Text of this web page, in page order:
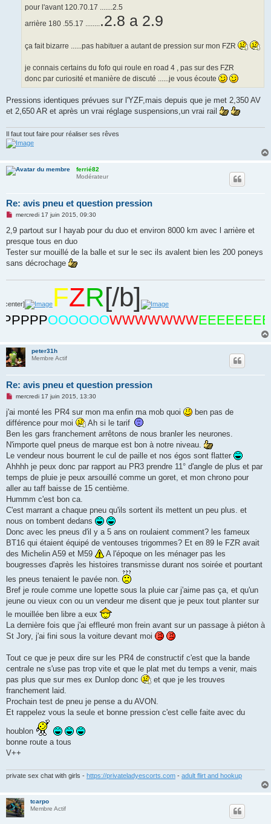
pour l'avant 120.70.17 .......2.5
arrière 180 .55.17 ........
.2.8 a 2.9
ça fait bizarre ......pas habituer a autant de pression sur mon FZR
je connais certains du fofo qui roule en road 4 , pas sur des FZR
donc par curiosité et manière de discuté ......je vous écoute
Pressions identiques prévues sur l'YZF,mais depuis que je met 2,350 AV
et 2,650 AR et après un vrai réglage suspensions,un vrai rail
Il faut tout faire pour réaliser ses rêves
ferrié82
Modérateur
Re: avis pneu et question pression
M
s
a
g
n
n
mercredi 17 juin 2015, 09:30
2,9 partout sur l hayab pour du duo et environ 8000 km avec l arrière et
presque tous en duo
Tester sur mouillé de la balle et sur le sec ils avalent bien les 200 poneys
sans décrochage
FZR[/b]
OOOOOOWWWWWWWEEEEEEEE
peter31h
Membre Actif
Re: avis pneu et question pression
M
s
a
g
n
o
u
mercredi 17 juin 2015, 13:30
j'ai monté les PR4 sur mon ma enfin ma mob quoi
ben pas de
différence pour moi
Ah si le tarif
Ben les gars franchement arrêtons de nous branler les neurones.
N'importe quel pneus de marque est bon à notre niveau.
Le vendeur nous bourrent le cul de paille et nos égos sont flatter
Ahhhh je peux donc par rapport au PR3 prendre 11° d'angle de plus et par
temps de pluie je peux arsouillé comme un goret, et mon chrono pour
aller au taff baisse de 15 centième.
Hummm c'est bon ca.
C'est marrant a chaque pneu qu'ils sortent ils mettent un peu plus. et
nous on tombent dedans
Donc avec les pneus d'il y a 5 ans on roulaient comment? les fameux
BT16 qui étaient équipé de ventouses trigommes? Et en 89 le FZR avait
des Michelin A59 et M59
A l'époque on les ménager pas les
bougresses d'après les histoires transmisse durant nos soirée et pourtant
les pneus tenaient le pavée non.
Bref je roule comme une lopette sous la pluie car j'aime pas ça, et qu'un
jeune ou vieux con ou un vendeur me disent que je peux tout planter sur
le mouillée ben libre a eux
La dernière fois que j'ai effleuré mon frein avant sur un passage à piéton à
St Jory, j'ai fini sous la voiture devant moi
Tout ce que je peux dire sur les PR4 de constructif c'est que la bande
centrale ne s'use pas trop vite et que le plat met du temps a venir, mais
pas plus que sur mes ex Dunlop donc
et que je les trouves
franchement laid.
Prochain test de pneu je pense a du AVON.
Et rappelez vous la seule et bonne pression c'est celle faite avec du
houblon
bonne route a tous
V++
private sex chat with girls - https://privateladyescorts.com - adult flirt and hookup
tcarpo
Membre Actif